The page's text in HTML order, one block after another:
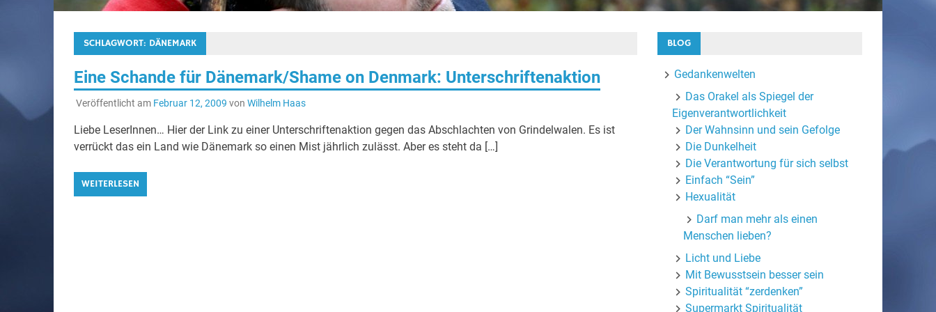
SCHLAGWORT: DÄNEMARK
Eine Schande für Dänemark/Shame on Denmark: Unterschriftenaktion
Veröffentlicht am Februar 12, 2009 von Wilhelm Haas
Liebe LeserInnen… Hier der Link zu einer Unterschriftenaktion gegen das Abschlachten von Grindelwalen. Es ist
verrückt das ein Land wie Dänemark so einen Mist jährlich zulässt. Aber es steht da […]
WEITERLESEN
BLOG
Gedankenwelten
Das Orakel als Spiegel der
Eigenverantwortlichkeit
Der Wahnsinn und sein Gefolge
Die Dunkelheit
Die Verantwortung für sich selbst
Einfach “Sein”
Hexualität
Darf man mehr als einen
Menschen lieben?
Licht und Liebe
Mit Bewusstsein besser sein
Spiritualität “zerdenken”
Supermarkt Spiritualität